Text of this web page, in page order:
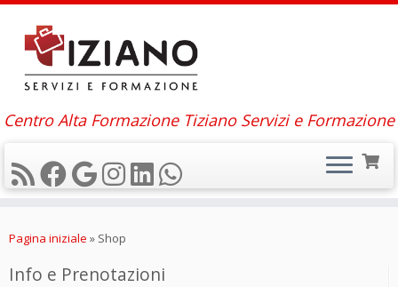
contenuto
Centro Alta Formazione Tiziano Servizi e Formazione
Pagina iniziale » Shop
Info e Prenotazioni